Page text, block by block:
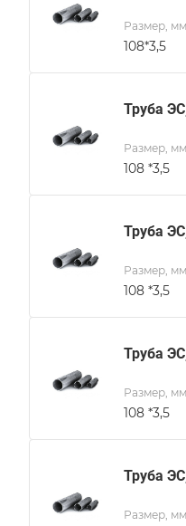
Размер, мм
108*3,5
Труба
Размер, мм
108 *3,5
Труба
Размер, мм
108 *3,5
Труба
Размер, мм
108 *3,5
Труба
Размер, мм